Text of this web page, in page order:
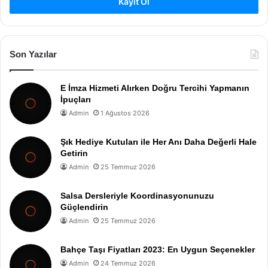
Son Yazılar
E İmza Hizmeti Alırken Doğru Tercihi Yapmanın
İpuçları
Admin 1 Ağustos 2026
Şık Hediye Kutuları ile Her Anı Daha Değerli Hale
Getirin
Admin 25 Temmuz 2026
Salsa Dersleriyle Koordinasyonunuzu
Güçlendirin
Admin 25 Temmuz 2026
Bahçe Taşı Fiyatları 2023: En Uygun Seçenekler
Admin 24 Temmuz 2026